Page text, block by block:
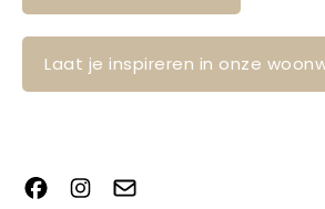
Laat je inspireren in onze